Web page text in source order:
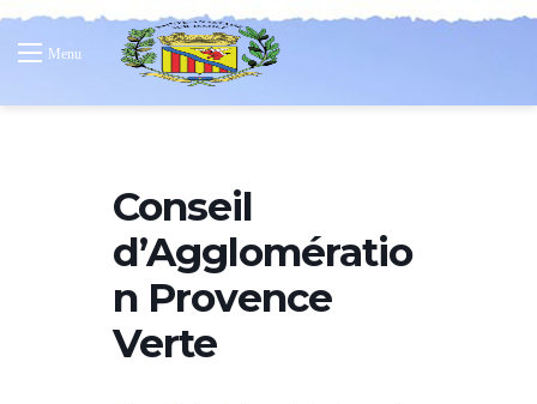
Menu
Conseil
d’Agglomératio
n Provence
Verte